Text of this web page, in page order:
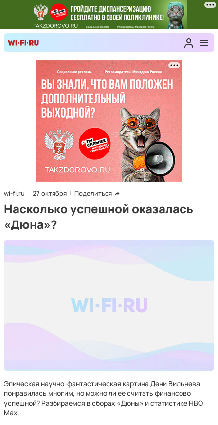
wi-fi.ru 27 октября Поделиться
Насколько успешной оказалась
«Дюна»?
Эпическая научно-фантастическая картина Дени Вильнева
понравилась многим, но можно ли ее считать финансово
успешной? Разбираемся в сборах «Дюны» и статистике HBO
Max.